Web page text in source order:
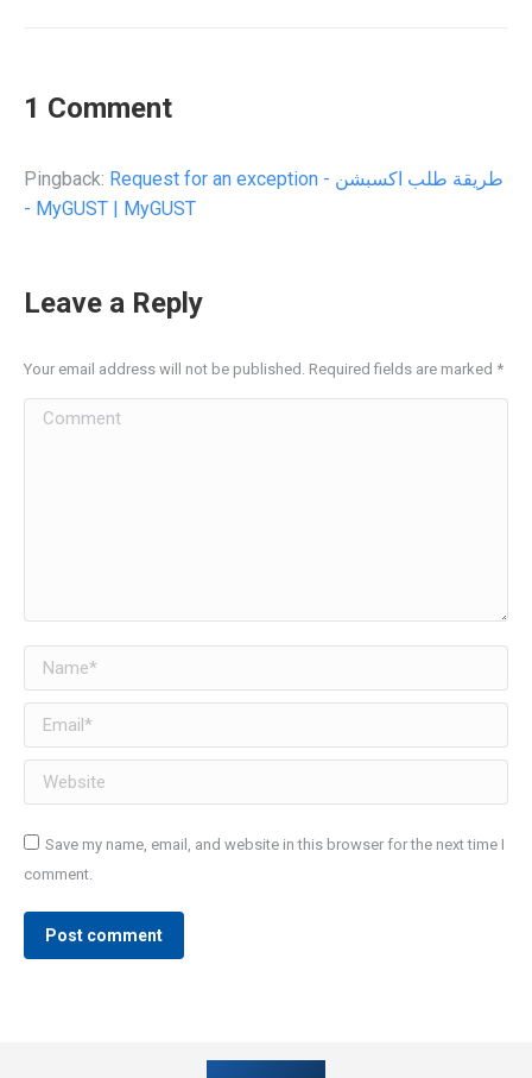
1 Comment
Pingback: Request for an exception - طريقة طلب اكسبشن
- MyGUST | MyGUST
Leave a Reply
Your email address will not be published. Required fields are marked *
Comment
Name *
Email *
Website
Save my name, email, and website in this browser for the next time I
comment.
Post comment